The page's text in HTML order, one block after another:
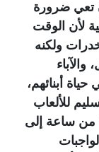
تعي ضرورة
لأن الوقت
ولكنه
أبنائهم،
للألعاب
من ساعة إلى